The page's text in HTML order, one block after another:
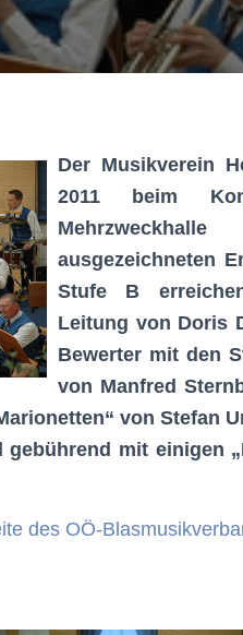
Der Musikverein
2011 beim
ausgezeichneten
Stufe B
Leitung von Doris
Bewerter mit den
von Manfred
von Stefan
mit einigen
des OÖ-